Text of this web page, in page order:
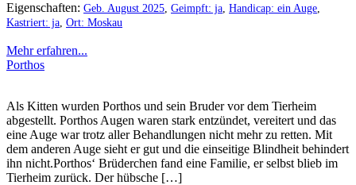
Eigenschaften: Geb. August 2025 Geimpft: ja Handicap: ein Auge
Kastriert: ja Ort: Moskau
Mehr erfahren...
Porthos
Als Kitten wurden Porthos und sein Bruder vor dem Tierheim
abgestellt. Porthos Augen waren stark entzündet, vereitert und das
eine Auge war trotz aller Behandlungen nicht mehr zu retten. Mit
dem anderen Auge sieht er gut und die einseitige Blindheit behindert
ihn nicht.Porthos‘ Brüderchen fand eine Familie, er selbst blieb im
Tierheim zurück. Der hübsche […]